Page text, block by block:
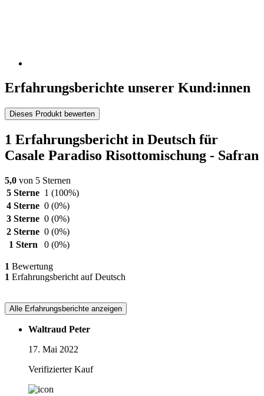
Erfahrungsberichte unserer Kund:innen
Dieses Produkt bewerten
1 Erfahrungsbericht in Deutsch für
Casale Paradiso Risottomischung - Safran
5,0 von 5 Sternen
5 Sterne 1 (100%)
4 Sterne 0 (0%)
3 Sterne 0 (0%)
2 Sterne 0 (0%)
1 Stern
0 (0%)
1 Bewertung
1 Erfahrungsbericht auf Deutsch
Alle Erfahrungsberichte anzeigen
Waltraud Peter
17. Mai 2022
Verifizierter Kauf